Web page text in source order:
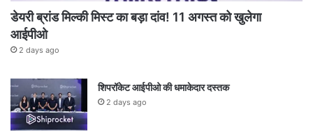
डेयरी ब्रांड मिल्की मिस्ट का बड़ा दांव! 11 अगस्त को खुलेगा
आईपीओ
2 days ago
शिपरॉकेट आईपीओ की धमाकेदार दस्तक
2 days ago